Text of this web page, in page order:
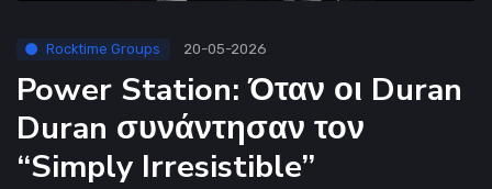
Rocktime Groups 20-05-2026
Power Station: Όταν οι Duran
Duran συνάντησαν τον
“Simply Irresistible”